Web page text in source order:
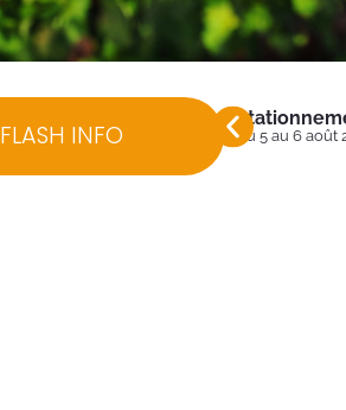
FLASH INFO Du 5 au 6 août